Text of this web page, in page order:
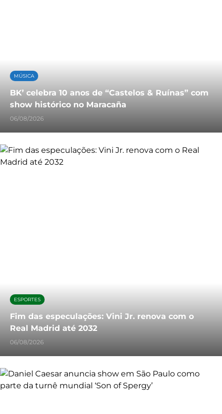
MÚSICA
BK’ celebra 10 anos de “Castelos & Ruínas” com
show histórico no Maracaña
06/08/2026
ESPORTES
Fim das especulações: Vini Jr. renova com o
Real Madrid até 2032
06/08/2026